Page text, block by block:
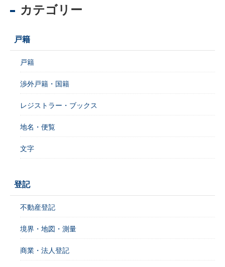
カテゴリー
戸籍
戸籍
渉外戸籍・国籍
レジストラー・ブックス
地名・便覧
文字
登記
不動産登記
境界・地図・測量
商業・法人登記